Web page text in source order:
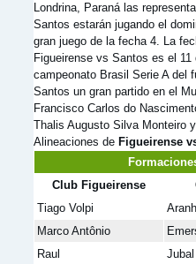
Londrina, Paraná las
Santos estarán jugando el
gran juego de la fecha 4. La
Figueirense vs Santos es el
campeonato Brasil Serie A del
Santos un gran partido en el
Francisco Carlos do
Thalis Augusto Silva Monteiro
Alineaciones de Figueirense
Club Figueirense
Tiago Volpi
Marco Antônio
Raul
Jubal